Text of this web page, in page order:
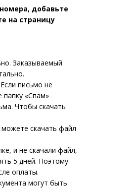
добавьте
на страницу
Заказываемый
письмо не
«Спам»
Чтобы скачать
скачать файл
и не скачали файл,
5 дней. Поэтому
оплаты.
могут быть